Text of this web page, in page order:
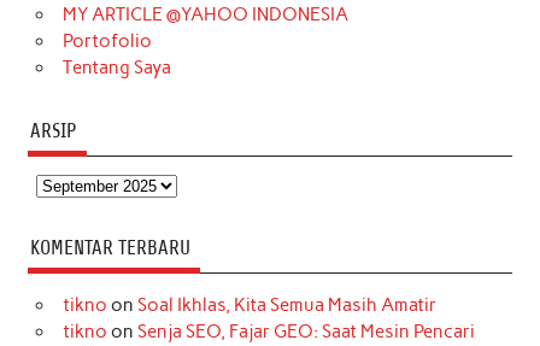
MY ARTICLE @YAHOO INDONESIA
Portofolio
Tentang Saya
ARSIP
Arsip
KOMENTAR TERBARU
tikno on Soal Ikhlas, Kita Semua Masih Amatir
tikno on Senja SEO, Fajar GEO: Saat Mesin Pencari